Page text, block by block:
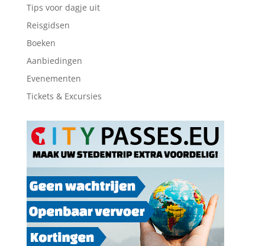
Tips voor dagje uit
Reisgidsen
Boeken
Aanbiedingen
Evenementen
Tickets & Excursies